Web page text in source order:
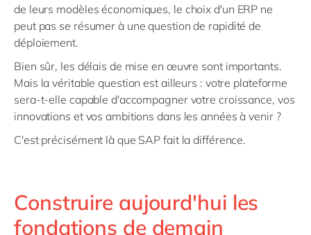
de leurs modèles économiques, le choix d'un ERP ne
peut pas se résumer à une question de rapidité de
déploiement.
Bien sûr, les délais de mise en œuvre sont importants.
Mais la véritable question est ailleurs : votre plateforme
sera-t-elle capable d'accompagner votre croissance, vos
innovations et vos ambitions dans les années à venir ?
C'est précisément là que SAP fait la différence.
Construire aujourd'hui les
fondations de demain